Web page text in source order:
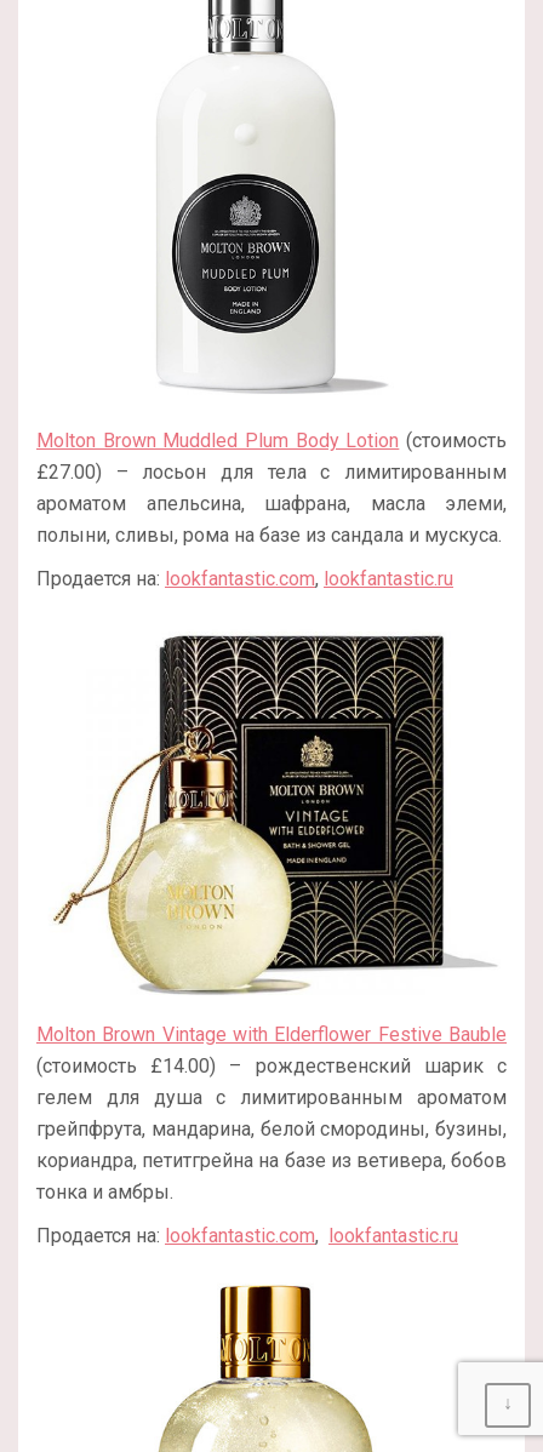
Molton Brown Muddled Plum Body Lotion (стоимость
£27.00) – лосьон для тела с лимитированным
ароматом апельсина, шафрана, масла элеми,
полыни, сливы, рома на базе из сандала и мускуса.
Продается на: lookfantastic.com, lookfantastic.ru
Molton Brown Vintage with Elderflower Festive Bauble
(стоимость £14.00) – рождественский шарик с
гелем для душа с лимитированным ароматом
грейпфрута, мандарина, белой смородины, бузины,
кориандра, петитгрейна на базе из ветивера, бобов
тонка и амбры.
Продается на: lookfantastic.com, lookfantastic.ru
↓